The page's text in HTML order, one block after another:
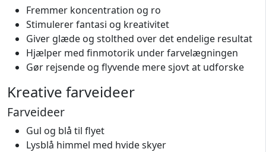
Fremmer koncentration og ro
Stimulerer fantasi og kreativitet
Giver glæde og stolthed over det endelige resultat
Hjælper med finmotorik under farvelægningen
Gør rejsende og flyvende mere sjovt at udforske
Kreative farveideer
Farveideer
Gul og blå til flyet
Lysblå himmel med hvide skyer